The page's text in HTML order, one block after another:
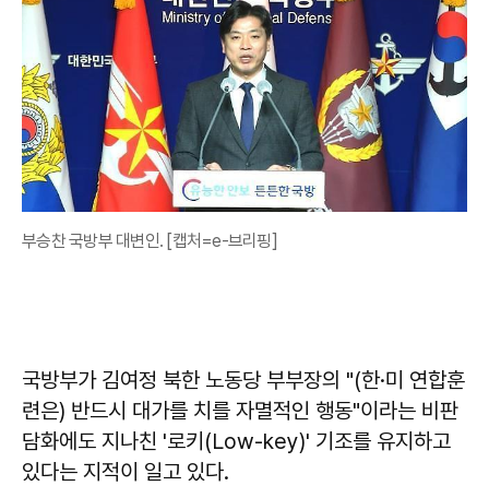
부승찬 국방부 대변인. [캡처=e-브리핑]
국방부가 김여정 북한 노동당 부부장의 "(한·미 연합훈
련은) 반드시 대가를 치를 자멸적인 행동"이라는 비판
담화에도 지나친 '로키(Low-key)' 기조를 유지하고
있다는 지적이 일고 있다.